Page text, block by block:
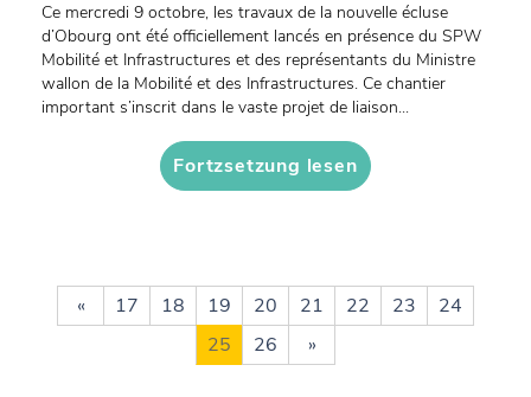
Ce mercredi 9 octobre, les travaux de la nouvelle écluse
d’Obourg ont été officiellement lancés en présence du SPW
Mobilité et Infrastructures et des représentants du Ministre
wallon de la Mobilité et des Infrastructures. Ce chantier
important s’inscrit dans le vaste projet de liaison...
Fortzsetzung lesen
« 17 18 19 20 21 22 23
24
25
26 »